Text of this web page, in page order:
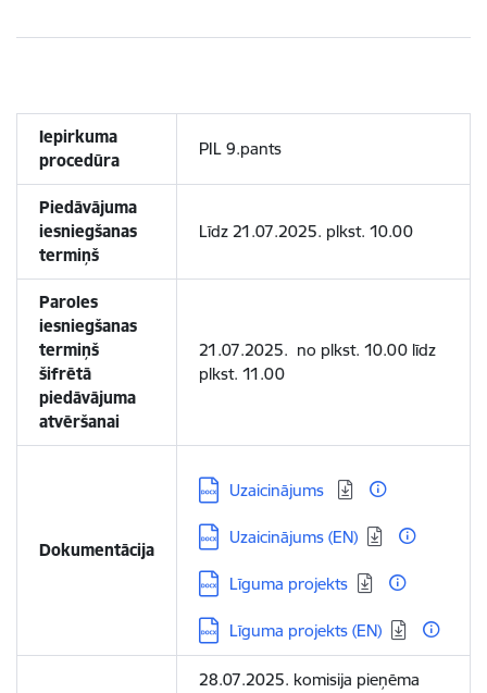
Iepirkuma
procedūra
PIL 9.pants
Piedāvājuma
iesniegšanas
termiņš
Līdz 21.07.2025. plkst. 10.00
Paroles
iesniegšanas
termiņš
šifrētā
piedāvājuma
atvēršanai
21.07.2025. no plkst. 10.00 līdz
plkst. 11.00
Dokumentācija
Lejupielādēt:
Uzaicinājums
Lejupielādēt:
Uzaicinājums (EN)
Lejupielādēt:
Līguma projekts
Lejupielādēt:
Līguma projekts (EN)
28.07.2025. komisija pieņēma